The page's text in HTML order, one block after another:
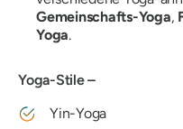
Gemeinschafts-Yoga,
Yoga.
Yoga-Stile –
Yin-Yoga